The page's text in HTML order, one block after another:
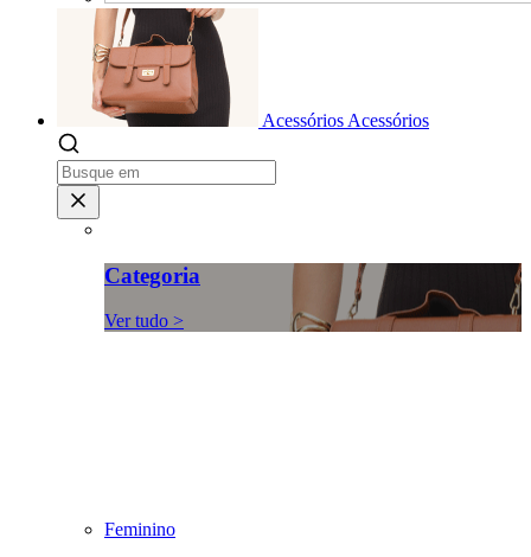
Acessórios Acessórios
Categoria
Ver tudo >
Feminino